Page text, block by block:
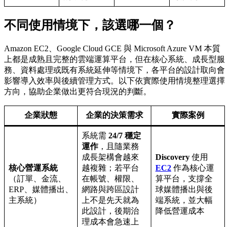
不同使用情境下，該選哪一個？
Amazon EC2、Google Cloud GCE 與 Microsoft Azure VM 本質
上都是成熟且完整的雲端運算平台，但在核心系統、成長型服
務、資料處理或既有系統延伸等情境下，各平台的設計取向會
影響導入效率與後續管理方式。以下依實際使用情境整理選擇
方向，協助企業做出更符合現況的判斷。
企業狀態 企業的決策需求 實際案例
核心營運系統
（訂單、金流、
ERP、媒體播出、
主系統）
系統需 24/7 穩定
運作，且隨業務
成長架構會越來
越複雜；若平台
在帳號、權限、
網路與跨區設計
上不是先天就為
此設計，後期治
理成本會急速上
Discovery 使用
EC2 作為核心運
算平台，支撐全
球媒體播出與後
端系統，並大幅
降低營運成本